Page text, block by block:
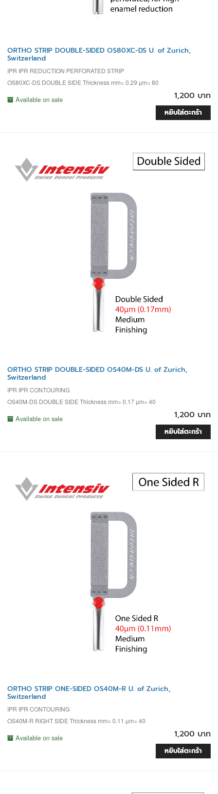
ORTHO STRIP DOUBLE-SIDED OS80XC-DS U. of Zurich,
Switzerland
IPR IPR REDUCTION PERFORATED STRIP
OS80XC-DS DOUBLE SIDE Thickness mm= 0.29 µm= 80
Available on sale 1,200 บาท
หยิบใส่ตะกร้า
ORTHO STRIP DOUBLE-SIDED OS40M-DS U. of Zurich,
Switzerland
IPR IPR CONTOURING
OS40M-DS DOUBLE SIDE Thickness mm= 0.17 µm= 40
Available on sale 1,200 บาท
หยิบใส่ตะกร้า
ORTHO STRIP ONE-SIDED OS40M-R U. of Zurich,
Switzerland
IPR IPR CONTOURING
OS40M-R RIGHT SIDE Thickness mm= 0.11 µm= 40
Available on sale 1,200 บาท
หยิบใส่ตะกร้า